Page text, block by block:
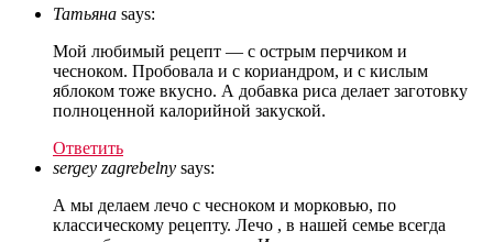
Татьяна says:
Мой любимый рецепт — с острым перчиком и
чесноком. Пробовала и с кориандром, и с кислым
яблоком тоже вкусно. А добавка риса делает заготовку
полноценной калорийной закуской.
Ответить
sergey zagrebelny says:
А мы делаем лечо с чесноком и морковью, по
классическому рецепту. Лечо , в нашей семье всегда